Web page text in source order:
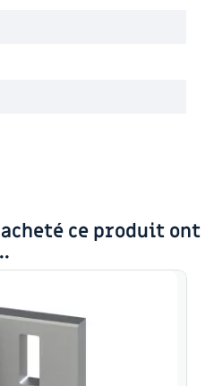
ce produit ont